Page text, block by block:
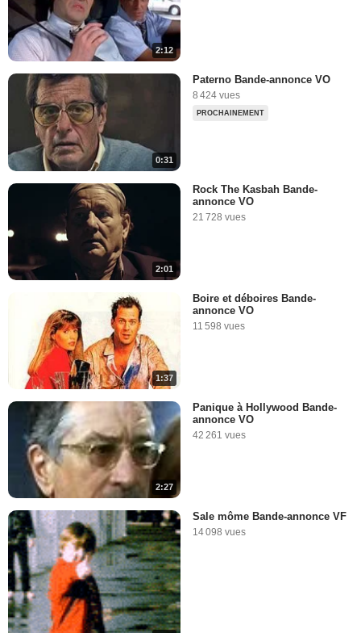
2:12
0:31
Paterno Bande-annonce VO
8 424 vues
PROCHAINEMENT
2:01
Rock The Kasbah Bande-
annonce VO
21 728 vues
1:37
Boire et déboires Bande-
annonce VO
11 598 vues
2:27
Panique à Hollywood Bande-
annonce VO
42 261 vues
Sale môme Bande-annonce VF
14 098 vues